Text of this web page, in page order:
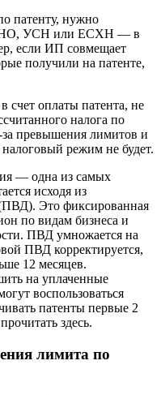
патенту, нужно
УСН или ЕСХН — в
если ИП совмещает
получили на патенте,
счет оплаты патента, не
налога по
превышения лимитов и
режим не будет.
— одна из самых
исходя из
Это фиксированная
по видам бизнеса и
ПВД умножается на
ПВД корректируется,
12 месяцев.
на уплаченные
воспользоваться
патенты первые 2
здесь.
лимита по